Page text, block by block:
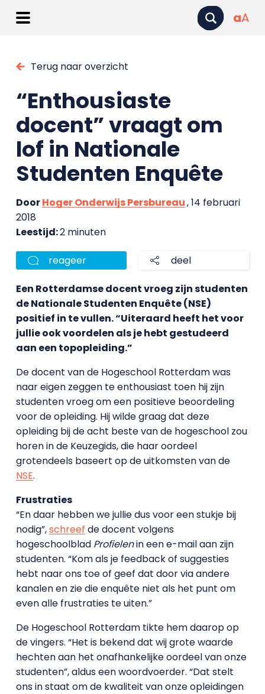
aA
Terug naar overzicht
“Enthousiaste
docent” vraagt om
lof in Nationale
Studenten Enquête
DoorHoger Onderwijs Persbureau, 14 februari
2018
Leestijd:2 minuten
reageer deel
Een Rotterdamse docent vroeg zijn studenten
de Nationale Studenten Enquête (NSE)
positief in te vullen. “Uiteraard heeft het voor
jullie ook voordelen als je hebt gestudeerd
aan een topopleiding.”
De docent van de Hogeschool Rotterdam was
naar eigen zeggen te enthousiast toen hij zijn
studenten vroeg om een positieve beoordeling
voor de opleiding. Hij wilde graag dat deze
opleiding bij de acht beste van de hogeschool zou
horen in de Keuzegids, die haar oordeel
grotendeels baseert op de uitkomsten van de
NSE.
Frustraties
“En daar hebben we jullie dus voor een stukje bij
nodig”,schreef de docent volgens
hogeschoolblad Profielenin een e-mail aan zijn
studenten. “Kom als je feedback of suggesties
hebt naar ons toe of geef dat door via andere
kanalen en zie die enquête niet als het punt om
even alle frustraties te uiten.”
De Hogeschool Rotterdam tikte hem daarop op
de vingers. “Het is bekend dat wij grote waarde
hechten aan het onafhankelijke oordeel van onze
studenten”, aldus een woordvoerder. “Dat stelt
ons in staat om de kwaliteit van onze opleidingen